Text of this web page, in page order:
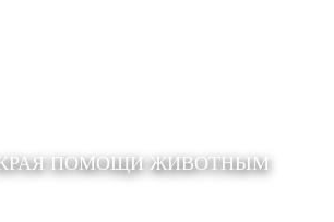
КРАЯ ПОМОЩИ ЖИВОТНЫМ